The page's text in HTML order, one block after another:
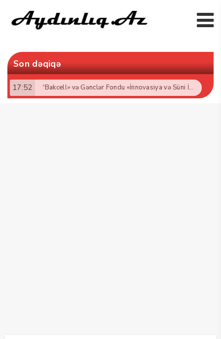
Son dəqiqə
17:52 “Bakcell» və Gənclər Fondu «İnnovasiya və Süni İntellekt» üzrə təqaüd proqramının qalibləri ilə görüş keçirib